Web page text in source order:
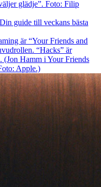
guide till veckans bästa
är “Your Friends and
“Hacks” är
(Jon Hamm i Your Friends
Apple.)